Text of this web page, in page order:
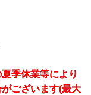
季休業等により
ございます(最大